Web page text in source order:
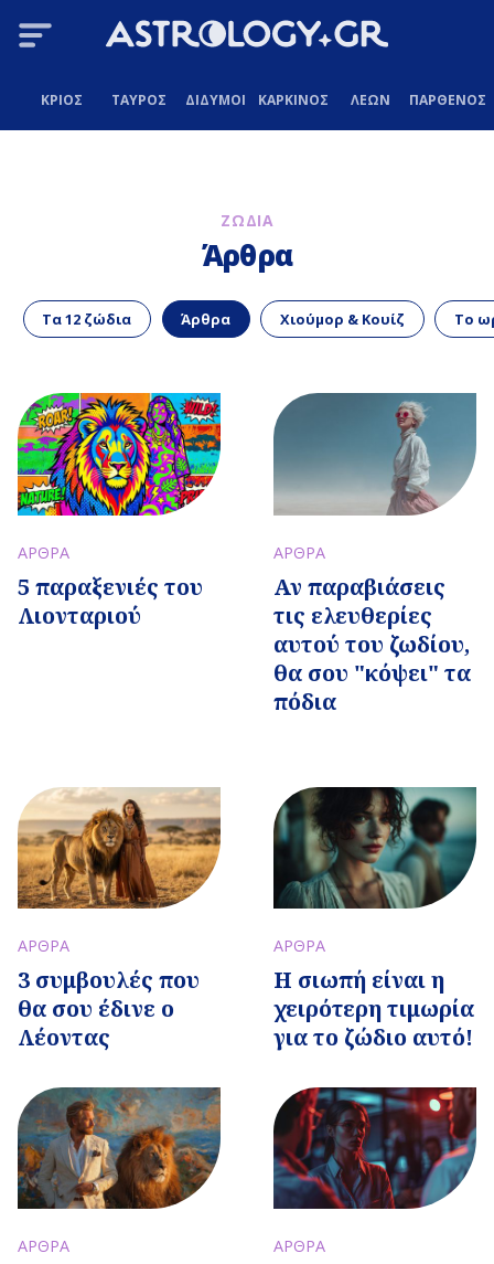
ΚΡΙΟΣ ΤΑΥΡΟΣ ΔΙΔΥΜΟΙ ΚΑΡΚΙΝΟΣ ΛΕΩΝ ΠΑΡΘΕΝΟΣ
ΖΩΔΙΑ
Άρθρα
Τα 12 ζώδια Άρθρα Χιούμορ & Κουίζ Το
ΑΡΘΡΑ
5 παραξενιές του
Λιονταριού
ΑΡΘΡΑ
Αν παραβιάσεις
τις ελευθερίες
αυτού του ζωδίου,
θα σου "κόψει" τα
πόδια
ΑΡΘΡΑ
3 συμβουλές που
θα σου έδινε ο
Λέοντας
ΑΡΘΡΑ
Η σιωπή είναι η
χειρότερη τιμωρία
για το ζώδιο αυτό!
ΑΡΘΡΑ ΑΡΘΡΑ